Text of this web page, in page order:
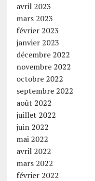
avril 2023
mars 2023
février 2023
janvier 2023
décembre 2022
novembre 2022
octobre 2022
septembre 2022
août 2022
juillet 2022
juin 2022
mai 2022
avril 2022
mars 2022
février 2022